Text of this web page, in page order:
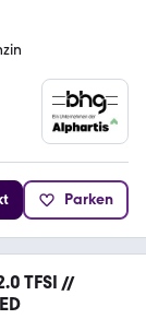
Parken
TFSI //